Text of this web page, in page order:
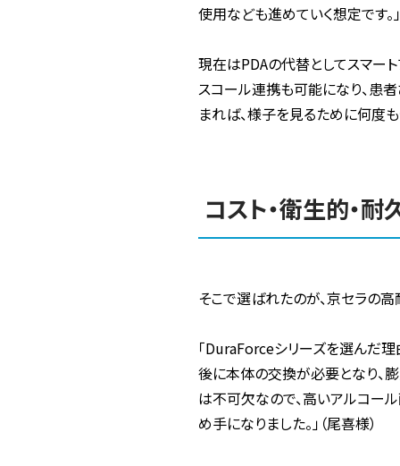
使用なども進めていく想定です。
現在はPDAの代替としてスマー
スコール連携も可能になり、患
まれば、様子を見るために何度
コスト・衛生的・
そこで選ばれたのが、京セラの
「DuraForceシリーズを選んだ
後に本体の交換が必要となり、
は不可欠なので、高いアルコー
め手になりました。」（尾喜様）